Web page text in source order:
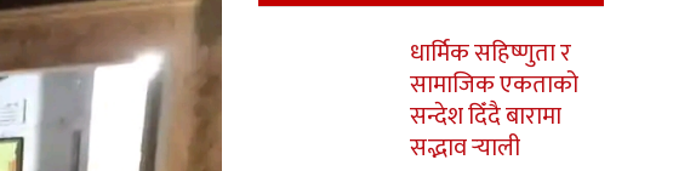
धार्मिक सहिष्णुता र
सामाजिक एकताको
सन्देश दिँदै बारामा
सद्भाव र्‍याली